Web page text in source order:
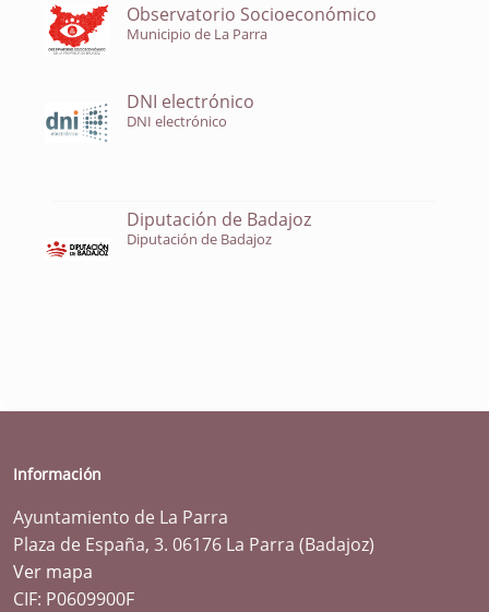
Observatorio Socioeconómico
Municipio de La Parra
DNI electrónico
DNI electrónico
Diputación de Badajoz
Diputación de Badajoz
Información
Ayuntamiento de La Parra
Plaza de España, 3. 06176 La Parra (Badajoz)
Ver mapa
CIF: P0609900F